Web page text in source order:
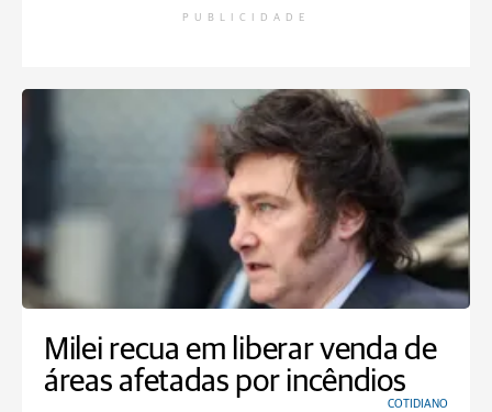
PUBLICIDADE
Milei recua em liberar venda de
áreas afetadas por incêndios
COTIDIANO